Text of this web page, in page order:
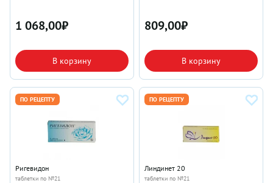
1 068,00₽
В корзину
809,00₽
В корзину
ПО РЕЦЕПТУ
Ригевидон
таблетки по №21
ПО РЕЦЕПТУ
Линдинет 20
таблетки по №21